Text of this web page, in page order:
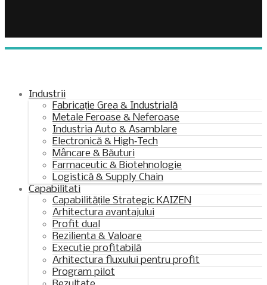
Industrii
Fabricație Grea & Industrială
Metale Feroase & Neferoase
Industria Auto & Asamblare
Electronică & High‑Tech
Mâncare & Băuturi
Farmaceutic & Biotehnologie
Logistică & Supply Chain
Capabilitati
Capabilitățile Strategic KAIZEN
Arhitectura avantajului
Profit dual
Rezilienta & Valoare
Executie profitabilă
Arhitectura fluxului pentru profit
Program pilot